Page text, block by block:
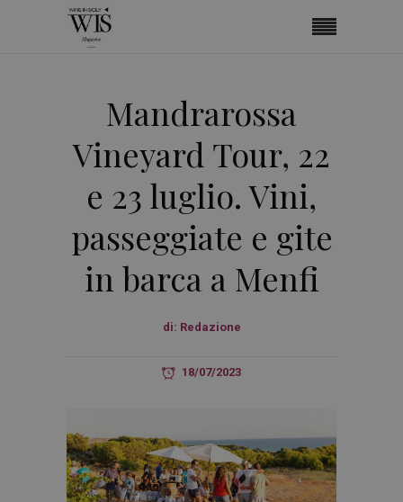
Mandrarossa
Vineyard Tour, 22
e 23 luglio. Vini,
passeggiate e gite
in barca a Menfi
di: Redazione
18/07/2023